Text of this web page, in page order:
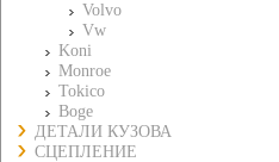
Volvo
Vw
Koni
Monroe
Tokico
Boge
ДЕТАЛИ КУЗОВА
СЦЕПЛЕНИЕ